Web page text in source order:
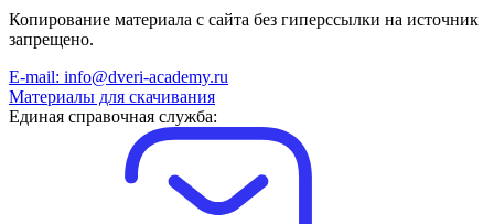
Копирование материала с сайта без гиперссылки на источник
запрещено.
E-mail: info@dveri-academy.ru
Материалы для скачивания
Единая справочная служба: